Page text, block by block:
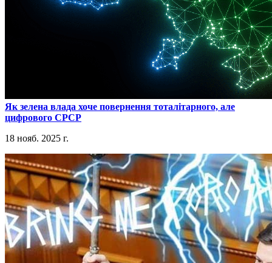
​Як зелена влада хоче повернення тоталітарного, але
цифрового СРСР
18 нояб. 2025 г.